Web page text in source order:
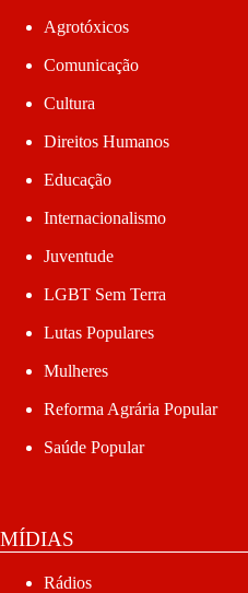
Agrotóxicos
Comunicação
Cultura
Direitos Humanos
Educação
Internacionalismo
Juventude
LGBT Sem Terra
Lutas Populares
Mulheres
Reforma Agrária Popular
Saúde Popular
MÍDIAS
Rádios